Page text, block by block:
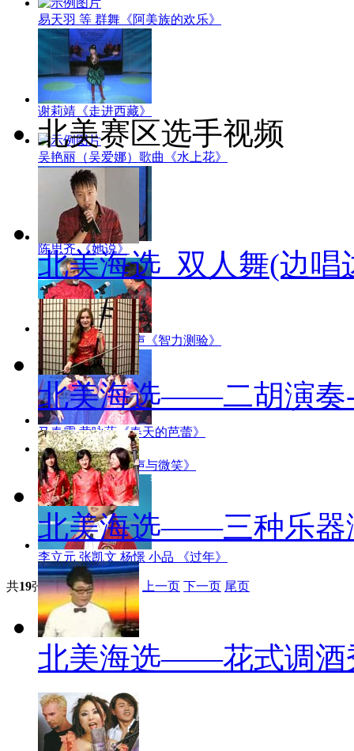
易天羽 等 群舞《阿美族的欢乐》
谢莉靖《走进西藏》
吴艳丽（吴爱娜）歌曲《水上花》
陈思齐 《她说》
裴建新 鲁三美 相声《智力测验》
马春霞 黄咏蓓《春天的芭蕾》
吕开心 歌曲 《歌声与微笑》
李立元 张凯文 杨憬 小品 《过年》
共19张图片共1/2页 首页 上一页 下一页 尾页
北美赛区选手视频
北美海选_双人舞(边唱
北美海选——二胡演奏
北美海选——三种乐器
北美海选——花式调酒